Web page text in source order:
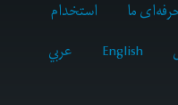
ما
استخدام
English
عربي